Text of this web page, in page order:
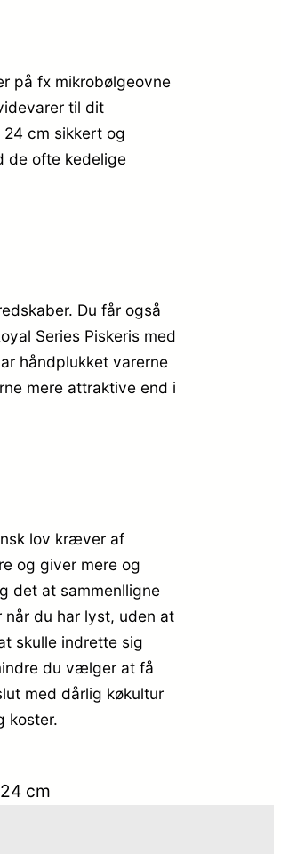
på fx mikrobølgeovne
til dit
cm sikkert og
de ofte kedelige
Du får også
Series Piskeris med
håndplukket varerne
mere attraktive end i
lov kræver af
og giver mere og
det at sammenlligne
du har lyst, uden at
skulle indrette sig
du vælger at få
med dårlig køkultur
koster.
cm